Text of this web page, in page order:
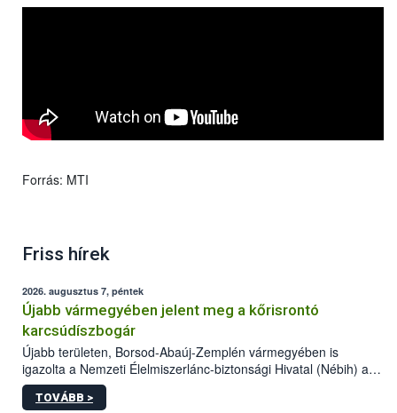
Forrás: MTI
Friss hírek
2026. augusztus 7, péntek
Újabb vármegyében jelent meg a kőrisrontó
karcsúdíszbogár
Újabb területen, Borsod-Abaúj-Zemplén vármegyében is
igazolta a Nemzeti Élelmiszerlánc-biztonsági Hivatal (Nébih) a
kőrisrontó karcsúdíszbogár (Agrilus planipennis) jelenlétét. A
kártevőt nem csak színcsapdában találták meg, de már fertőzött
TOVÁBB >